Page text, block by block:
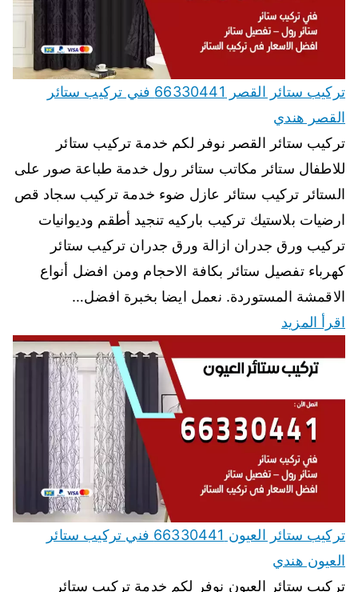
تركيب ستائر القصر 66330441 فني تركيب ستائر
القصر هندي
تركيب ستائر القصر نوفر لكم خدمة تركيب ستائر
للاطفال ستائر مكاتب ستائر رول خدمة طباعة صور على
الستائر تركيب ستائر عازل ضوء خدمة تركيب سجاد قص
ارضيات بلاستيك تركيب باركيه تنجيد أطقم وديوانيات
تركيب ورق جدران ازالة ورق جدران تركيب ستائر
كهرباء تفصيل ستائر بكافة الاحجام ومن افضل أنواع
الاقمشة المستوردة. نعمل ايضا بخبرة افضل…
اقرأ المزيد
تركيب ستائر العيون 66330441 فني تركيب ستائر
العيون هندي
تركيب ستائر العيون نوفر لكم خدمة تركيب ستائر